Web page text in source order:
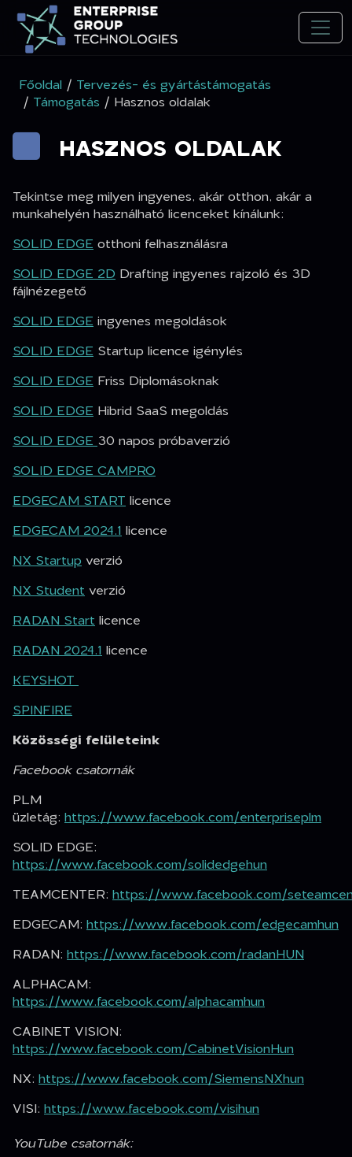
Főoldal / Tervezés- és gyártástámogatás
/ Támogatás / Hasznos oldalak
HASZNOS OLDALAK
Tekintse meg milyen ingyenes, akár otthon, akár a
munkahelyén használható licenceket kínálunk:
SOLID EDGEotthoni felhasználásra
SOLID EDGE 2D Drafting ingyenes rajzoló és 3D
fájlnézegető
SOLID EDGEingyenes megoldások
SOLID EDGE Startup licence igénylés
SOLID EDGE Friss Diplomásoknak
SOLID EDGE Hibrid SaaS megoldás
SOLID EDGE30 napos próbaverzió
SOLID EDGE CAMPRO
EDGECAM STARTlicence
EDGECAM 2024.1licence
NX Startupverzió
NX Studentverzió
RADAN Startlicence
RADAN 2024.1licence
KEYSHOT
SPINFIRE
Közösségi felületeink
Facebook csatornák
PLM
üzletág: https://www.facebook.com/enterpriseplm
SOLID EDGE:
https://www.facebook.com/solidedgehun
TEAMCENTER: https://www.facebook.com/
EDGECAM: https://www.facebook.com/edgecamhun
RADAN: https://www.facebook.com/radanHUN
ALPHACAM:
https://www.facebook.com/alphacamhun
CABINET VISION:
https://www.facebook.com/CabinetVisionHun
NX: https://www.facebook.com/SiemensNXhun
VISI: https://www.facebook.com/visihun
YouTube csatornák: